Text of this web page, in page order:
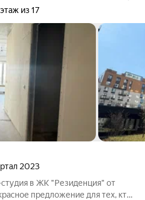
этаж из 17
2023
в ЖК "Резиденция" от
предложение для тех, кто